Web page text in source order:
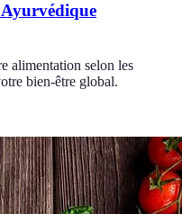
alimentation selon les
bien-être global.